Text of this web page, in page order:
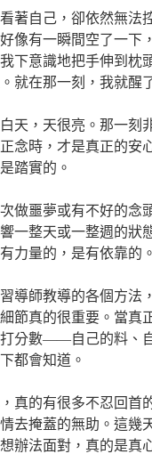
著自己，卻依然無法
像有一瞬間空了一下
下意識地把手伸到枕
就在那一刻，我就醒
天，天很亮。那一刻
念時，才是真正的安
踏實的。
做噩夢或有不好的念
一整天或一整週的狀
力量的，是有依靠的。
導師教導的各個方法
節真的很重要。當真
分數——自己的料、
都會知道。
真的有很多不忍回首
去掩蓋的無助。這幾
辦法面對，真的是真